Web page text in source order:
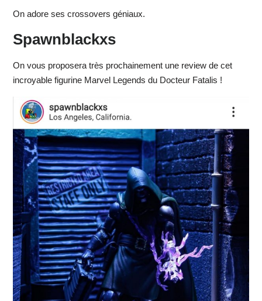
On adore ses crossovers géniaux.
Spawnblackxs
On vous proposera très prochainement une review de cet
incroyable figurine Marvel Legends du Docteur Fatalis !